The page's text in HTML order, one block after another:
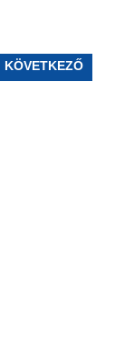
KÖVETKEZŐ